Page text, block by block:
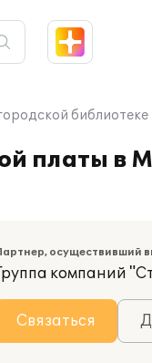
библиотеке
платы в
осуществивший
компаний
Связаться